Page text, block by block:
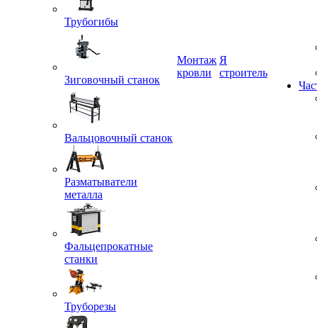
Трубогибы
Зиговочный станок
Вальцовочный станок
Разматыватели
металла
Фальцепрокатные
станки
Труборезы
Монтаж
Я